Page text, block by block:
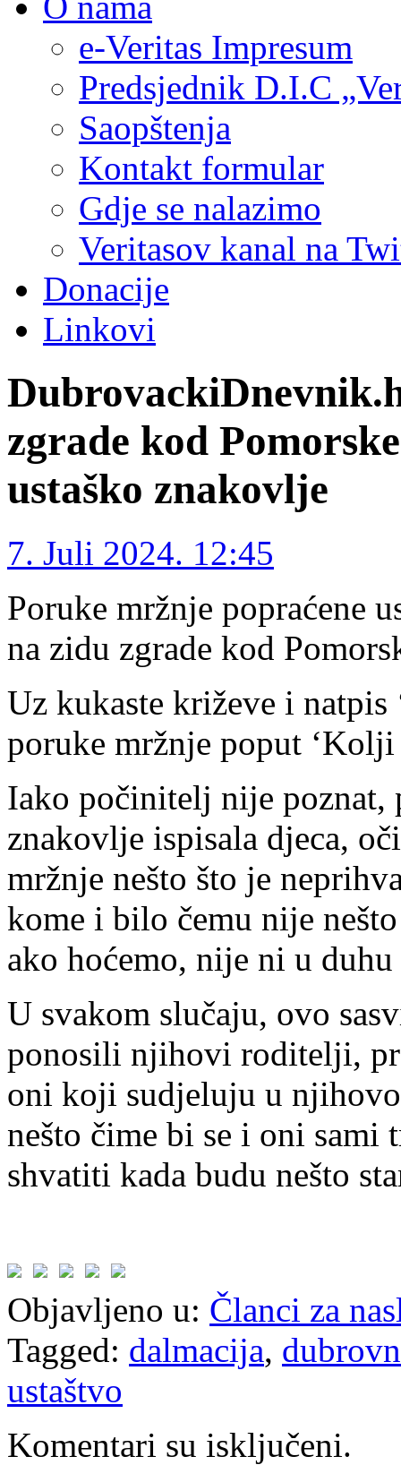
e-Veritas Impresum
Predsjednik D.I.C
Saopštenja
Kontakt formular
Gdje se nalazimo
Veritasov kanal na
Donacije
Linkovi
zgrade kod
ustaško znakovlje
7. Juli 2024. 12:45
Poruke mržnje popraćene
na zidu zgrade kod
Uz kukaste križeve i natpis
poruke mržnje poput ‘Kolji
Iako počinitelj nije poznat,
znakovlje ispisala djeca,
mržnje nešto što je
kome i bilo čemu nije
ako hoćemo, nije ni u duhu
U svakom slučaju, ovo
ponosili njihovi roditelji,
oni koji sudjeluju u
nešto čime bi se i oni sami
shvatiti kada budu nešto
Objavljeno u: Članci za
Tagged: dalmacija,
ustaštvo
Komentari su isključeni.